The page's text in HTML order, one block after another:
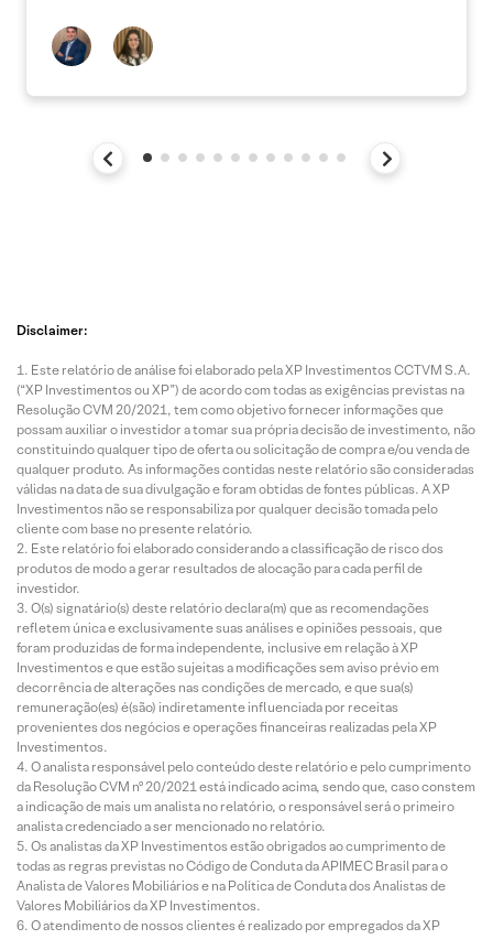
Disclaimer:
Este relatório de análise foi elaborado pela XP Investimentos CCTVM S.A.
(“XP Investimentos ou XP”) de acordo com todas as exigências previstas na
Resolução CVM 20/2021, tem como objetivo fornecer informações que
possam auxiliar o investidor a tomar sua própria decisão de investimento, não
constituindo qualquer tipo de oferta ou solicitação de compra e/ou venda de
qualquer produto. As informações contidas neste relatório são consideradas
válidas na data de sua divulgação e foram obtidas de fontes públicas. A XP
Investimentos não se responsabiliza por qualquer decisão tomada pelo
cliente com base no presente relatório.
Este relatório foi elaborado considerando a classificação de risco dos
produtos de modo a gerar resultados de alocação para cada perfil de
investidor.
O(s) signatário(s) deste relatório declara(m) que as recomendações
refletem única e exclusivamente suas análises e opiniões pessoais, que
foram produzidas de forma independente, inclusive em relação à XP
Investimentos e que estão sujeitas a modificações sem aviso prévio em
decorrência de alterações nas condições de mercado, e que sua(s)
remuneração(es) é(são) indiretamente influenciada por receitas
provenientes dos negócios e operações financeiras realizadas pela XP
Investimentos.
O analista responsável pelo conteúdo deste relatório e pelo cumprimento
da Resolução CVM nº 20/2021 está indicado acima, sendo que, caso constem
a indicação de mais um analista no relatório, o responsável será o primeiro
analista credenciado a ser mencionado no relatório.
Os analistas da XP Investimentos estão obrigados ao cumprimento de
todas as regras previstas no Código de Conduta da APIMEC Brasil para o
Analista de Valores Mobiliários e na Política de Conduta dos Analistas de
Valores Mobiliários da XP Investimentos.
O atendimento de nossos clientes é realizado por empregados da XP